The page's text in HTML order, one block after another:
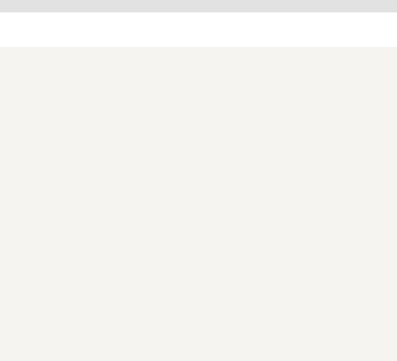
Salta